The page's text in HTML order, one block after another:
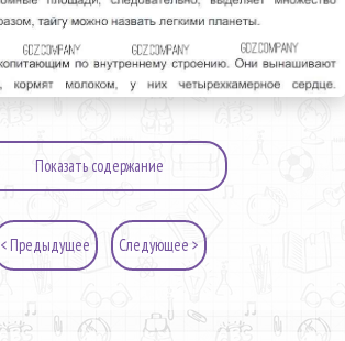
Показать содержание
< Предыдущее Следующее >